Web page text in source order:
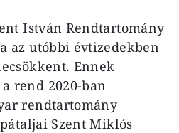
István Rendtartomány
az utóbbi évtizedekben
Ennek
rend 2020-ban
rendtartomány
Szent Miklós